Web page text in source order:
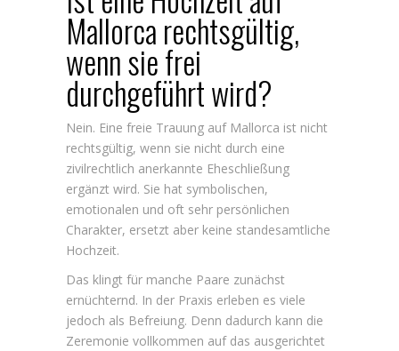
Mallorca rechtsgültig,
wenn sie frei
durchgeführt wird?
Nein. Eine freie Trauung auf Mallorca ist nicht
rechtsgültig, wenn sie nicht durch eine
zivilrechtlich anerkannte Eheschließung
ergänzt wird. Sie hat symbolischen,
emotionalen und oft sehr persönlichen
Charakter, ersetzt aber keine standesamtliche
Hochzeit.
Das klingt für manche Paare zunächst
ernüchternd. In der Praxis erleben es viele
jedoch als Befreiung. Denn dadurch kann die
Zeremonie vollkommen auf das ausgerichtet